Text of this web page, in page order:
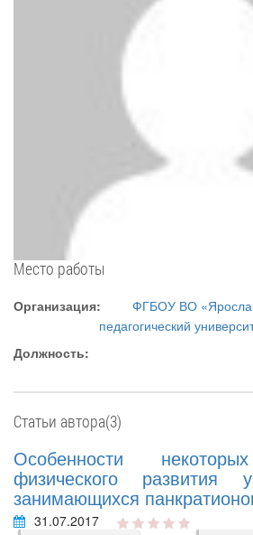
Место работы
Организация:
ФГБОУ ВО
педагогический
Должность:
Статьи автора(3)
Особенности
физического развития
занимающихся
31.07.2017